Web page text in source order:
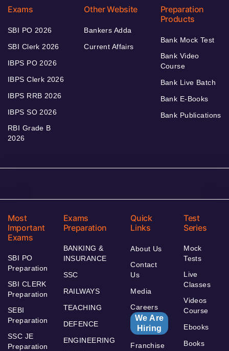
Exams
SBI PO 2026
SBI Clerk 2026
IBPS PO 2026
IBPS Clerk 2026
IBPS RRB 2026
IBPS SO 2026
RBI Grade B
2026
Other Website
Bankers Adda
Current Affairs
Preparation
Products
Bank Mock Test
Bank Video
Course
Bank Live Batch
Bank E-Books
Bank Publications
Most
Important
Exams
SBI PO
Preparation
SBI CLERK
Preparation
SEBI
Preparation
SSC JE
Preparation
Exams
Preparation
BANKING &
INSURANCE
SSC
RAILWAYS
TEACHING
DEFENCE
ENGINEERING
Quick
Links
About Us
Contact
Us
Media
Careers
We Are
Hiring
Franchise
Test
Series
Mock
Tests
Live
Classes
Videos
Course
Ebooks
Books